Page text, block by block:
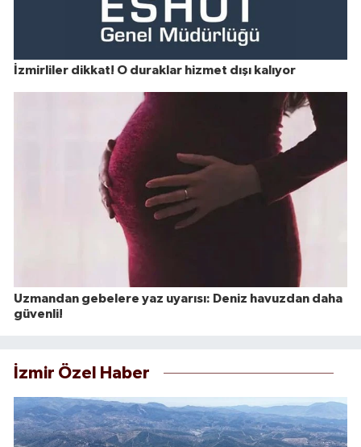
İzmirliler dikkat! O duraklar hizmet dışı kalıyor
Uzmandan gebelere yaz uyarısı: Deniz havuzdan daha
güvenli!
İzmir Özel Haber